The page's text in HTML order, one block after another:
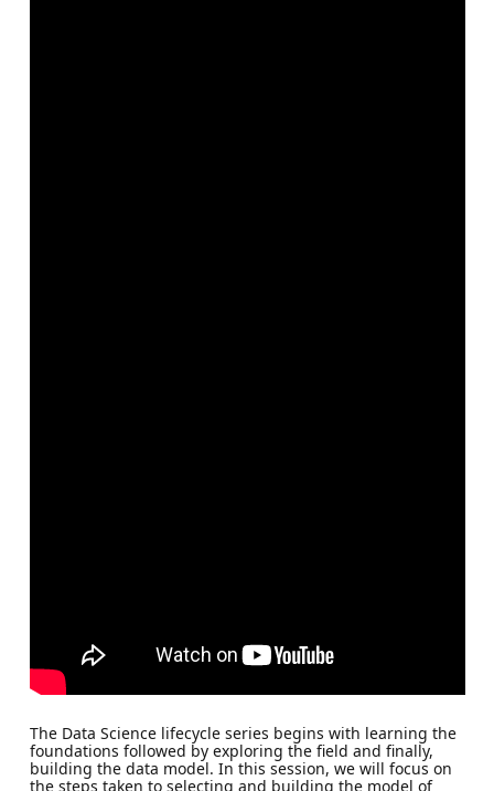
The Data Science lifecycle series begins with learning the
foundations followed by exploring the field and finally,
building the data model. In this session, we will focus on
the steps taken to selecting and building the model of